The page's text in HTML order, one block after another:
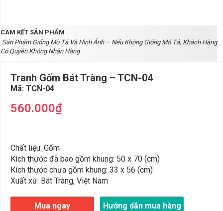
CAM KẾT SẢN PHẨM
Sản Phẩm Giống Mô Tả Và Hình Ảnh – Nếu Không Giống Mô Tả, Khách Hàng
Có Quyền Không Nhận Hàng
Tranh Gốm Bát Tràng – TCN-04
Mã: TCN-04
560.000₫
Chất liệu: Gốm
Kích thước đã bao gồm khung: 50 x 70 (cm)
Kích thước chưa gồm khung: 33 x 56 (cm)
Xuất xứ: Bát Tràng, Việt Nam
Mua ngay Hướng dẫn mua hàng